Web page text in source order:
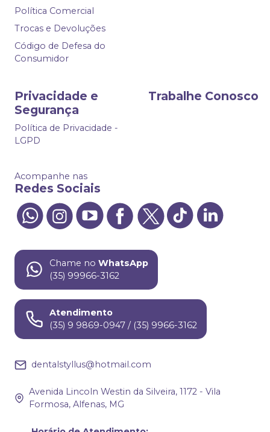
Política Comercial
Trocas e Devoluções
Código de Defesa do
Consumidor
Privacidade e
Segurança
Política de Privacidade -
LGPD
Trabalhe Conosco
Acompanhe nas
Redes Sociais
Chame no WhatsApp
(35) 99966-3162
Atendimento
(35) 9 9869-0947 / (35) 9966-3162
dentalstyllus@hotmail.com
Avenida Lincoln Westin da Silveira, 1172 - Vila
Formosa, Alfenas, MG